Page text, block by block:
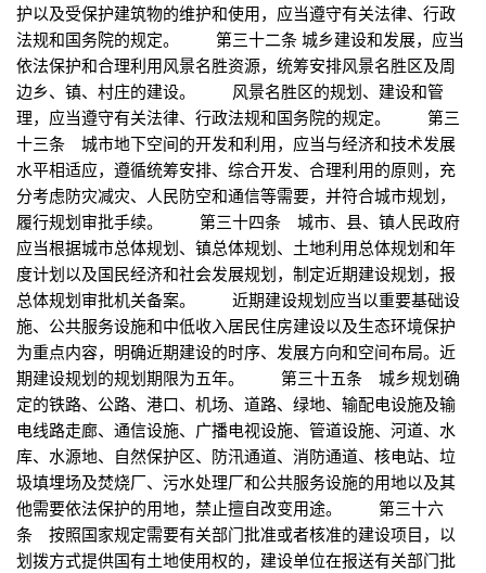
护以及受保护建筑物的维护和使用，应当遵守有关法律、行政
法规和国务院的规定。 第三十二条 城乡建设和发展，应当
依法保护和合理利用风景名胜资源，统筹安排风景名胜区及周
边乡、镇、村庄的建设。 风景名胜区的规划、建设和管
理，应当遵守有关法律、行政法规和国务院的规定。 第三
十三条 城市地下空间的开发和利用，应当与经济和技术发展
水平相适应，遵循统筹安排、综合开发、合理利用的原则，充
分考虑防灾减灾、人民防空和通信等需要，并符合城市规划，
履行规划审批手续。 第三十四条 城市、县、镇人民政府
应当根据城市总体规划、镇总体规划、土地利用总体规划和年
度计划以及国民经济和社会发展规划，制定近期建设规划，报
总体规划审批机关备案。 近期建设规划应当以重要基础设
施、公共服务设施和中低收入居民住房建设以及生态环境保护
为重点内容，明确近期建设的时序、发展方向和空间布局。近
期建设规划的规划期限为五年。 第三十五条 城乡规划确
定的铁路、公路、港口、机场、道路、绿地、输配电设施及输
电线路走廊、通信设施、广播电视设施、管道设施、河道、水
库、水源地、自然保护区、防汛通道、消防通道、核电站、垃
圾填埋场及焚烧厂、污水处理厂和公共服务设施的用地以及其
他需要依法保护的用地，禁止擅自改变用途。 第三十六
条 按照国家规定需要有关部门批准或者核准的建设项目，以
划拨方式提供国有土地使用权的，建设单位在报送有关部门批